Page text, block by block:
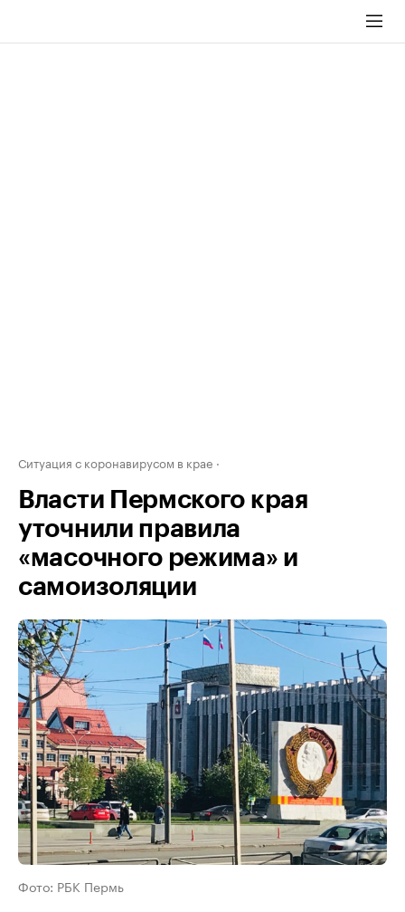
Ситуация с коронавирусом в крае
Власти Пермского края
уточнили правила
«масочного режима» и
самоизоляции
Фото: РБК Пермь